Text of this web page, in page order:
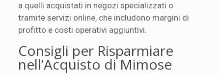
a quelli acquistati in negozi specializzati o
tramite servizi online, che includono margini di
profitto e costi operativi aggiuntivi.
Consigli per Risparmiare
nell’Acquisto di Mimose